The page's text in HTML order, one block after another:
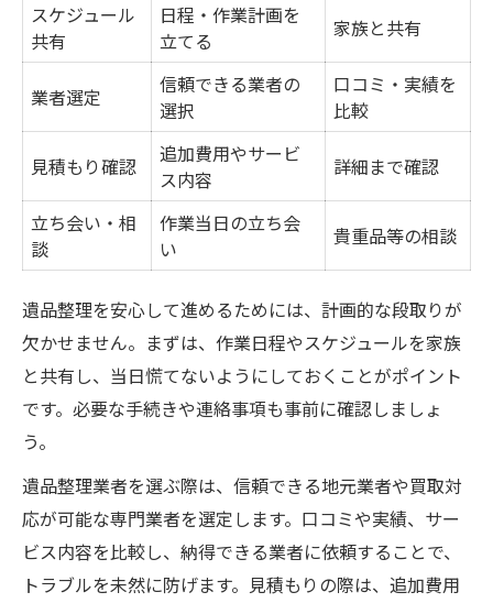
スケジュール
共有
日程・作業計画を
立てる
家族と共有
業者選定
信頼できる業者の
選択
口コミ・実績を
比較
見積もり確認
追加費用やサービ
ス内容
詳細まで確認
立ち会い・相
談
作業当日の立ち会
い
貴重品等の相談
遺品整理を安心して進めるためには、計画的な段取りが
欠かせません。まずは、作業日程やスケジュールを家族
と共有し、当日慌てないようにしておくことがポイント
です。必要な手続きや連絡事項も事前に確認しましょ
う。
遺品整理業者を選ぶ際は、信頼できる地元業者や買取対
応が可能な専門業者を選定します。口コミや実績、サー
ビス内容を比較し、納得できる業者に依頼することで、
トラブルを未然に防げます。見積もりの際は、追加費用